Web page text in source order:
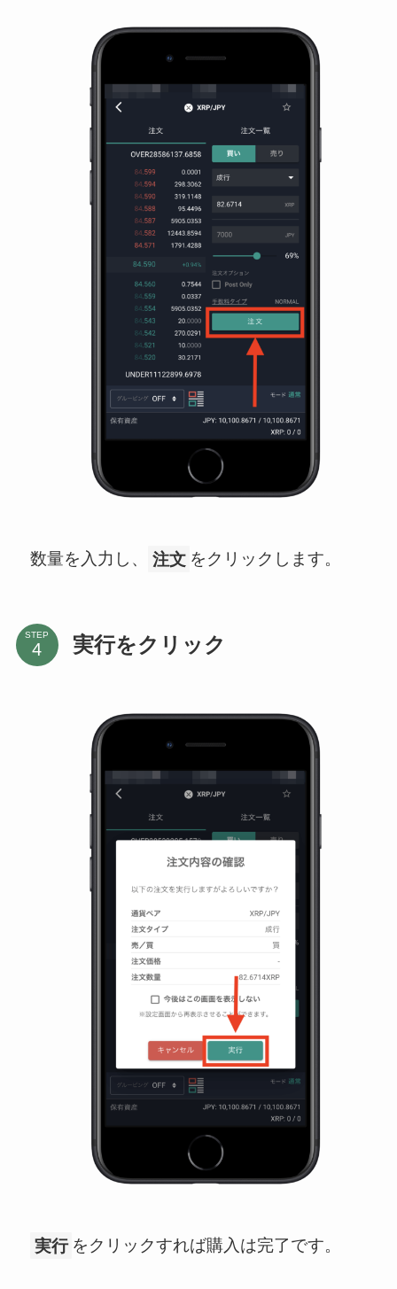
数量を入力し、 注文 をクリックします。
STEP 実行をクリック
実行 をクリックすれば購入は完了です。